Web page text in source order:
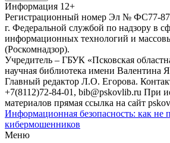
Информация 12+
Регистрационный номер Эл № ФС77-
г. Федеральной службой по надзору в
информационных технологий и
(Роскомнадзор).
Учредитель – ГБУК «Псковская
научная библиотека имени Валентина
Главный редактор Л.О. Егорова.
+7(8112)72-84-01, bib@pskovlib.ru При
материалов прямая ссылка на сайт
Информационная безопасность: как не
кибермошенников
Меню